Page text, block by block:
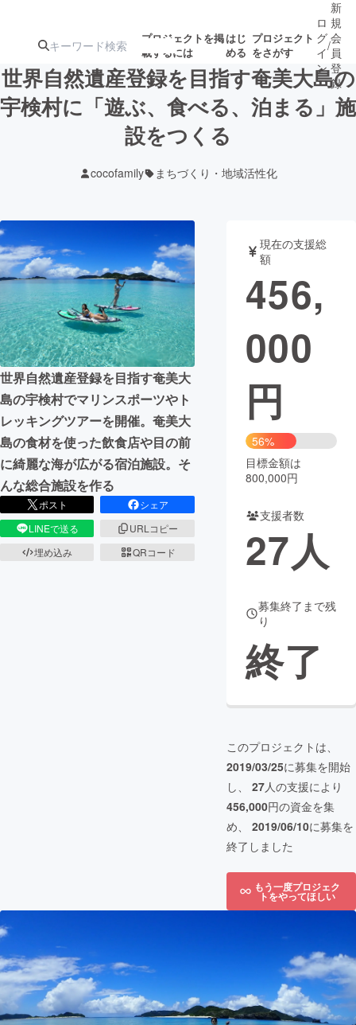
プロジェクトを掲
載するには
はじ
める
プロジェクト
をさがす
注目の新着プロ
ジェクト
募集終了が近いプ
ロジェクト
テクノロジー・ガジェット
映像・映画 書籍・雑誌
ビジネス・起業 チャレンジ
まちづくり・地域活性化
CAMPFIRE for Social Good
CAMPFIRE Creation
CAMPFIREふるさと納税machi-ya コミュニティ
ロ
グ
イ
ン
/
新
規
会
員
登
録
世界自然遺産登録を目指す奄美大島の
宇検村に「遊ぶ、食べる、泊まる」施
設をつくる
cocofamily まちづくり・地域活性化
世界自然遺産登録を目指す奄美大
島の宇検村でマリンスポーツやト
レッキングツアーを開催。奄美大
島の食材を使った飲食店や目の前
に綺麗な海が広がる宿泊施設。そ
んな総合施設を作る
ポスト
シェア
LINEで送る
URLコピー
埋め込み
QRコード
現在の支援総
額
456,
000
円
56%
目標金額は
800,000円
支援者数
27人
募集終了まで残
り
終了
このプロジェクトは、
2019/03/25に募集を開始
し、 27人の支援により
456,000円の資金を集
め、 2019/06/10に募集を
終了しました
もう一度プロジェク
トをやってほしい